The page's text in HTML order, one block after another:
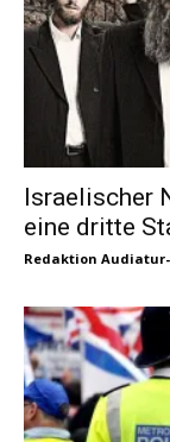
Israelischer
eine dritte
Redaktion